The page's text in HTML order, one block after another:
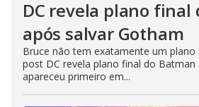
DC revela plano final
após salvar Gotham
Bruce não tem exatamente um plano
post DC revela plano final do Batman
apareceu primeiro em...